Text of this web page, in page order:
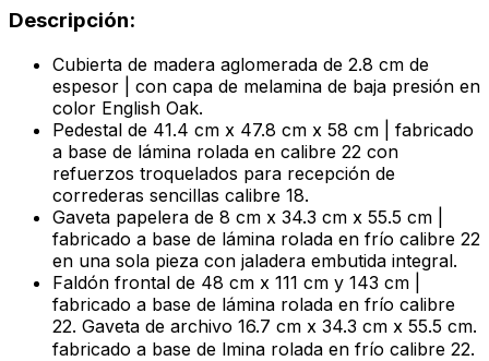
Descripción:
Cubierta de madera aglomerada de 2.8 cm de
espesor | con capa de melamina de baja presión en
color English Oak.
Pedestal de 41.4 cm x 47.8 cm x 58 cm | fabricado
a base de lámina rolada en calibre 22 con
refuerzos troquelados para recepción de
correderas sencillas calibre 18.
Gaveta papelera de 8 cm x 34.3 cm x 55.5 cm |
fabricado a base de lámina rolada en frío calibre 22
en una sola pieza con jaladera embutida integral.
Faldón frontal de 48 cm x 111 cm y 143 cm |
fabricado a base de lámina rolada en frío calibre
22. Gaveta de archivo 16.7 cm x 34.3 cm x 55.5 cm.
fabricado a base de lmina rolada en frío calibre 22.